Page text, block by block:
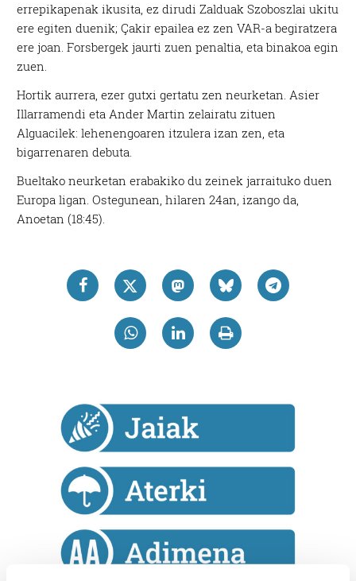
errepikapenak ikusita, ez dirudi Zalduak Szoboszlai ukitu
ere egiten duenik; Çakir epailea ez zen VAR-a begiratzera
ere joan. Forsbergek jaurti zuen penaltia, eta binakoa egin
zuen.
Hortik aurrera, ezer gutxi gertatu zen neurketan. Asier
Illarramendi eta Ander Martin zelairatu zituen
Alguacilek: lehenengoaren itzulera izan zen, eta
bigarrenaren debuta.
Bueltako neurketan erabakiko du zeinek jarraituko duen
Europa ligan. Ostegunean, hilaren 24an, izango da,
Anoetan (18:45).